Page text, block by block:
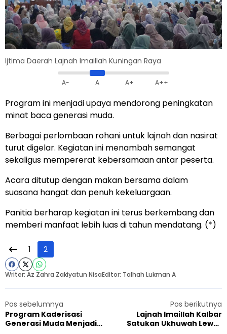
Ijtima Daerah Lajnah Imaillah Kuningan Raya
A- A A+ A++
Program ini menjadi upaya mendorong peningkatan
minat baca generasi muda.
Berbagai perlombaan rohani untuk lajnah dan nasirat
turut digelar. Kegiatan ini menambah semangat
sekaligus mempererat kebersamaan antar peserta.
Acara ditutup dengan makan bersama dalam
suasana hangat dan penuh kekeluargaan.
Panitia berharap kegiatan ini terus berkembang dan
memberi manfaat lebih luas di tahun mendatang. (*)
1 2
Writer: Az Zahra Zakiyatun NisaEditor: Talhah Lukman A
Pos sebelumnya
Program Kaderisasi
Generasi Muda Menjadi
Pos berikutnya
Lajnah Imaillah Kalbar
Satukan Ukhuwah Lewat